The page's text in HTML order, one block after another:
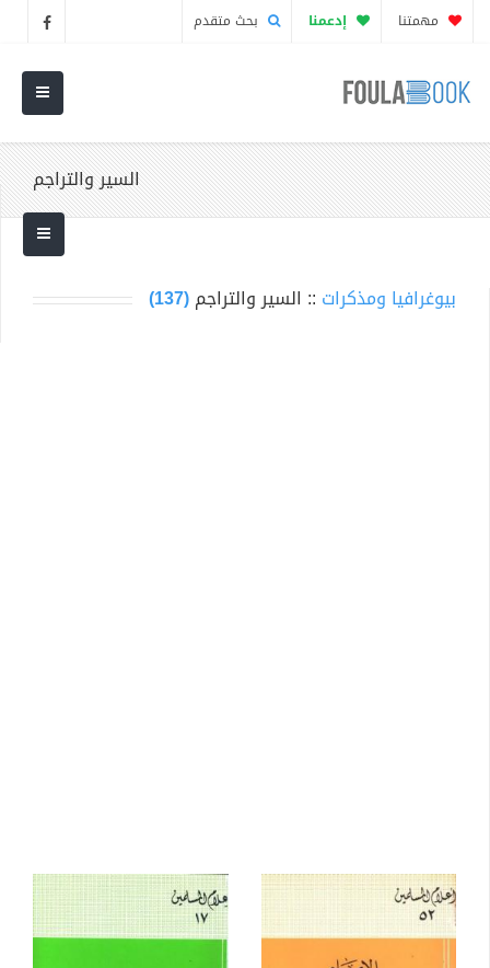
مهمتنا إدعمنا بحث متقدم
السير والتراجم
بيوغرافيا ومذكرات :: السير والتراجم(137)